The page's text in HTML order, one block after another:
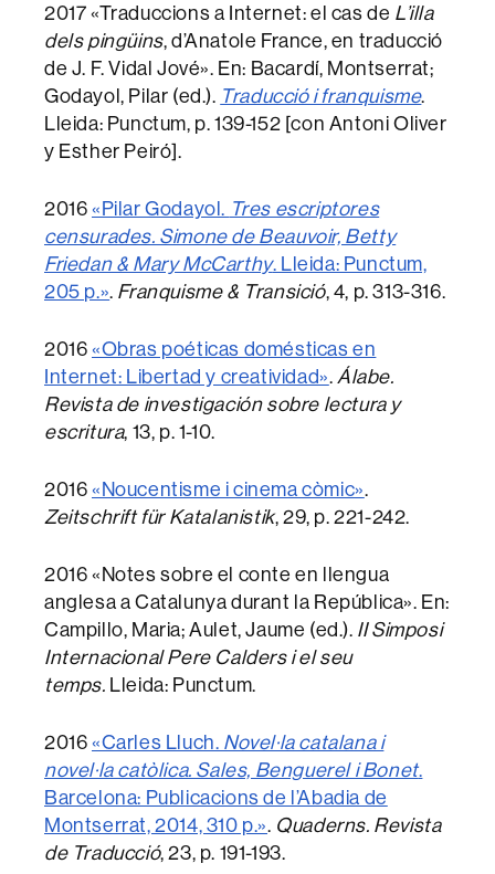
2017 «Traduccions a Internet: el cas de L’illa
dels pingüins, d’Anatole France, en traducció
de J. F. Vidal Jové». En: Bacardí, Montserrat;
Godayol, Pilar (ed.). Traducció i franquisme.
Lleida: Punctum, p. 139-152 [con Antoni Oliver
y Esther Peiró].
2016 «Pilar Godayol. Tres escriptores
censurades. Simone de Beauvoir, Betty
Friedan & Mary McCarthy. Lleida: Punctum,
205 p.». Franquisme & Transició, 4, p. 313-316.
2016 «Obras poéticas domésticas en
Internet: Libertad y creatividad».Álabe.
Revista de investigación sobre lectura y
escritura, 13, p. 1-10.
2016 «Noucentisme i cinema còmic».
Zeitschrift für Katalanistik, 29, p. 221-242.
2016 «Notes sobre el conte en llengua
anglesa a Catalunya durant la República». En:
Campillo, Maria; Aulet, Jaume (ed.). II Simposi
Internacional Pere Calders i el seu
temps. Lleida: Punctum.
2016 «Carles Lluch. Novel·la catalana i
novel·la catòlica. Sales, Benguerel i Bonet.
Barcelona: Publicacions de l’Abadia de
Montserrat, 2014, 310 p.». Quaderns. Revista
de Traducció, 23, p. 191-193.